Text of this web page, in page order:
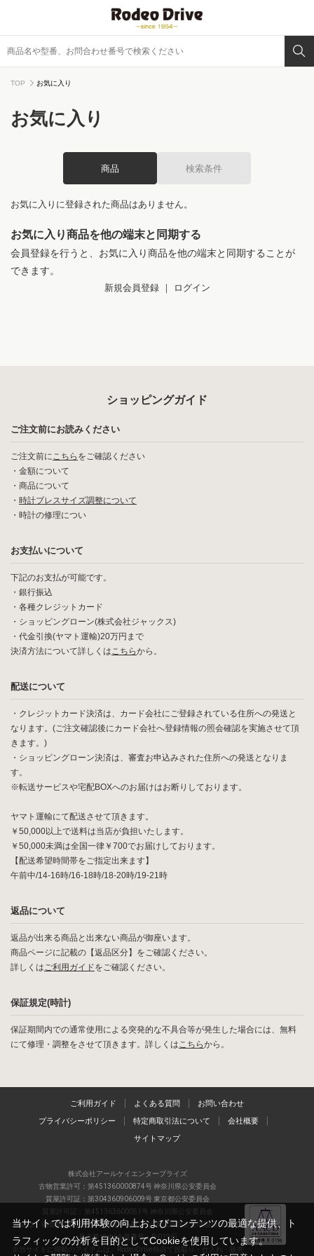
TOP お気に入り
お気に入り
商品 検索条件
お気に入りに登録された商品はありません。
お気に入り商品を他の端末と同期する
会員登録を行うと、お気に入り商品を他の端末と同期することが
できます。
新規会員登録｜ ログイン
ショッピングガイド
ご注文前にお読みください
ご注文前にこちら をご確認ください
・ 金額について
・ 商品について
・ 時計ブレスサイズ調整について
・ 時計の修理につい
お支払いについて
下記のお支払が可能です。
・銀行振込
・各種クレジットカード
・ショッピングローン(株式会社ジャックス)
・代金引換(ヤマト運輸)20万円まで
決済方法について詳しくはこちらから。
配送について
・クレジットカード決済は、カード会社にご登録されている住所への発送と
なります。(ご注文確認後にカード会社へ登録情報の照会確認を実施させて頂
きます。)
・ショッピングローン決済は、審査お申込みされた住所への発送となりま
す。
※転送サービスや宅配BOXへのお届けはお断りしております。
ヤマト運輸にて配送させて頂きます。
￥50,000以上で送料は当店が負担いたします。
￥50,000未満は全国一律￥700でお届けしております。
【配送希望時間帯をご指定出来ます】
午前中/14-16時/16-18時/18-20時/19-21時
返品について
返品が出来る商品と出来ない商品が御座います。
商品ページに記載の【返品区分】をご確認ください。
詳しくはご利用ガイドをご確認ください。
保証規定(時計)
保証期間内での通常使用による突発的な不具合等が発生した場合には、無料
にて修理・調整をさせて頂きます。詳しくはこちらから。
ご利用ガイド よくある質問 お問い合わせ
プライバシーポリシー 特定商取引法について 会社概要
サイトマップ
株式会社アールケイエンタープライズ
古物営業許可：第451360000874号 神奈川県公安委員会
質屋許可証：第304360906009号 東京都公安委員会
質屋許可証：第451363600051号 神奈川県公安委員会
当店は、偽造品の流通防止を目指すAACD(日本流通自主管理協会)の正会
員企業です(会員番号：R-0196)
※当サイトに掲載のアイテムは、RodeoDrive独自で買取り・仕入れ・販売
当サイトでは利用体験の向上およびコンテンツの最適な提供、ト
ラフィックの分析を目的としてCookieを使用しています。